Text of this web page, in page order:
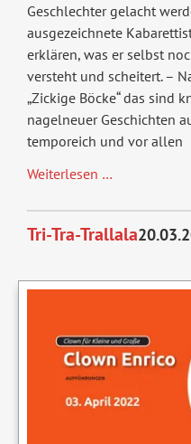
Geschlechter gelacht
ausgezeichnete
erklären, was er selbst
versteht und scheitert. –
„Zickige Böcke“ das sind
nagelneuer Geschichten
temporeich und vor allen
Weiterlesen …Zickige
Tri-Tra-Trallala